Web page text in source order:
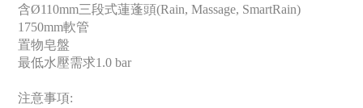
含Ø110mm三段式蓮蓬頭(Rain, Massage, SmartRain)
1750mm軟管
置物皂盤
最低水壓需求1.0 bar
注意事項: